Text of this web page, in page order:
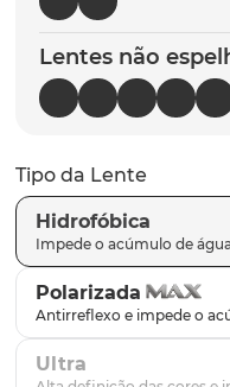
Lentes não
Tipo da Lente
Hidrofóbica
Polarizada
Ultra
7º gasket
8º parafusos
9º latch